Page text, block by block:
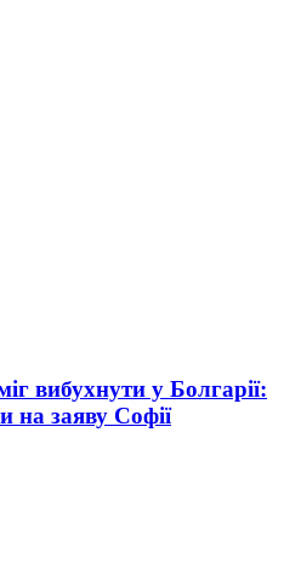
вибухнути у Болгарії:
на заяву Софії